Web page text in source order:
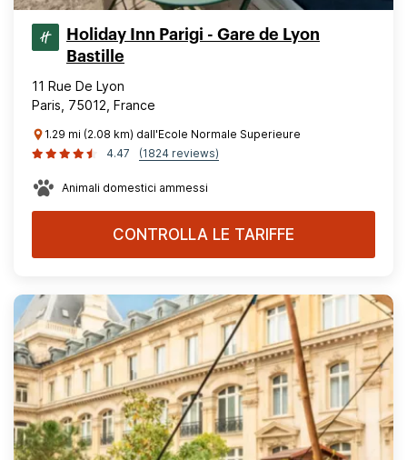
Holiday Inn Parigi - Gare de Lyon
Bastille
11 Rue De Lyon
Paris, 75012, France
1.29 mi (2.08 km) dall'Ecole Normale Superieure
4.47
(1824 reviews)
Animali domestici ammessi
CONTROLLA LE TARIFFE